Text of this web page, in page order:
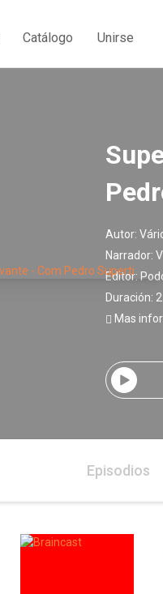
Catálogo Unirse
Autor:
Narrador:
Editor:
Duración:
Mas
Episodios